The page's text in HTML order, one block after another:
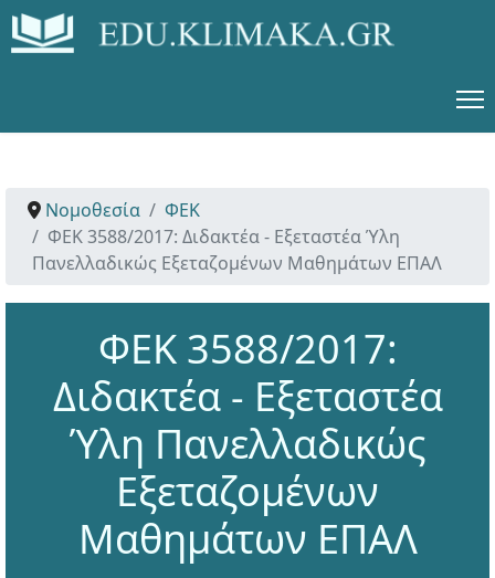
Νομοθεσία
ΦΕΚ
ΦΕΚ 3588/2017: Διδακτέα - Εξεταστέα Ύλη
Πανελλαδικώς Εξεταζομένων Μαθημάτων ΕΠΑΛ
ΦΕΚ 3588/2017:
Διδακτέα - Εξεταστέα
Ύλη Πανελλαδικώς
Εξεταζομένων
Μαθημάτων ΕΠΑΛ